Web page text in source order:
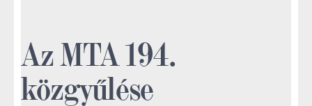
Az MTA 194.
közgyűlése